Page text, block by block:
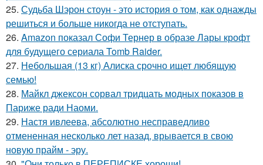
25. Судьба Шэрон стоун - это история о том, как однажды
решиться и больше никогда не отступать.
26. Amazon показал Софи Тернер в образе Лары крофт
для будущего сериала Tomb Raider.
27. Небольшая (13 кг) Алиска срочно ищет любящую
семью!
28. Майкл джексон сорвал тридцать модных показов в
Париже ради Наоми.
29. Настя ивлеева, абсолютно несправедливо
отмененная несколько лет назад, врывается в свою
новую прайм - эру.